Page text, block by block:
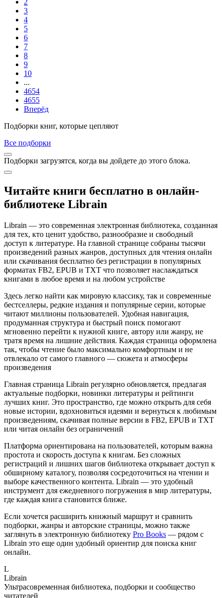
3
4
5
6
7
8
9
10
...
4654
4655
Вперёд
Подборки книг, которые цепляют
Все подборки
Подборки загрузятся, когда вы дойдете до этого блока.
Читайте книги бесплатно в онлайн-
библиотеке Librain
Librain — это современная электронная библиотека, созданная
для тех, кто ценит удобство, разнообразие и свободный
доступ к литературе. На главной странице собраны тысячи
произведений разных жанров, доступных для чтения онлайн
или скачивания бесплатно без регистрации в популярных
форматах FB2, EPUB и TXT что позволяет наслаждаться
книгами в любое время и на любом устройстве
Здесь легко найти как мировую классику, так и современные
бестселлеры, редкие издания и популярные серии, которые
читают миллионы пользователей. Удобная навигация,
продуманная структура и быстрый поиск помогают
мгновенно перейти к нужной книге, автору или жанру, не
тратя время на лишние действия. Каждая страница оформлена
так, чтобы чтение было максимально комфортным и не
отвлекало от самого главного — сюжета и атмосферы
произведения
Главная страница Librain регулярно обновляется, предлагая
актуальные подборки, новинки литературы и рейтинги
лучших книг. Это пространство, где можно открыть для себя
новые истории, вдохновиться идеями и вернуться к любимым
произведениям, скачивая полные версии в FB2, EPUB и TXT
или читая онлайн без ограничений
Платформа ориентирована на пользователей, которым важна
простота и скорость доступа к книгам. Без сложных
регистраций и лишних шагов библиотека открывает доступ к
обширному каталогу, позволяя сосредоточиться на чтении и
выборе качественного контента. Librain — это удобный
инструмент для ежедневного погружения в мир литературы,
где каждая книга становится ближе.
Если хочется расширить книжный маршрут и сравнить
подборки, жанры и авторские страницы, можно также
заглянуть в электронную библиотеку Pro Books — рядом с
Librain это еще один удобный ориентир для поиска книг
онлайн.
L
Librain
Ультрасовременная библиотека, подборки и сообщество
читателей